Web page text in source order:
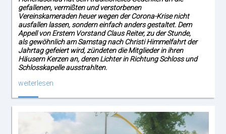
gefallenen, vermißten und verstorbenen
Vereinskameraden heuer wegen der Corona-Krise nicht
ausfallen lassen, sondern einfach anders gestaltet. Dem
Appell von Erstem Vorstand Claus Reiter, zu der Stunde,
als gewöhnlich am Samstag nach Christi Himmelfahrt der
Jahrtag gefeiert wird, zündeten die Mitglieder in ihren
Häusern Kerzen an, deren Lichter in Richtung Schloss und
Schlosskapelle ausstrahlten.
weiterlesen